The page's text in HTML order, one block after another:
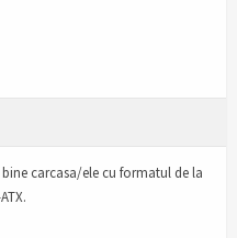
carcasa/ele cu formatul de la